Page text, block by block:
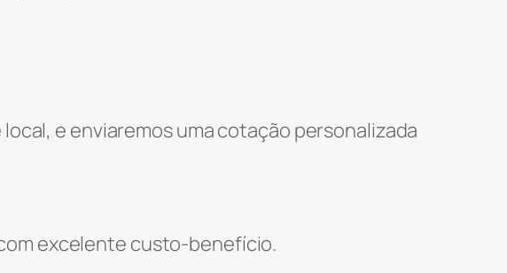
e enviaremos uma cotação personalizada
excelente custo-benefício.